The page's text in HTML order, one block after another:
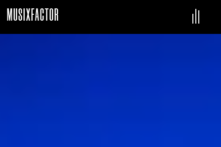
MUSIXFACTOR